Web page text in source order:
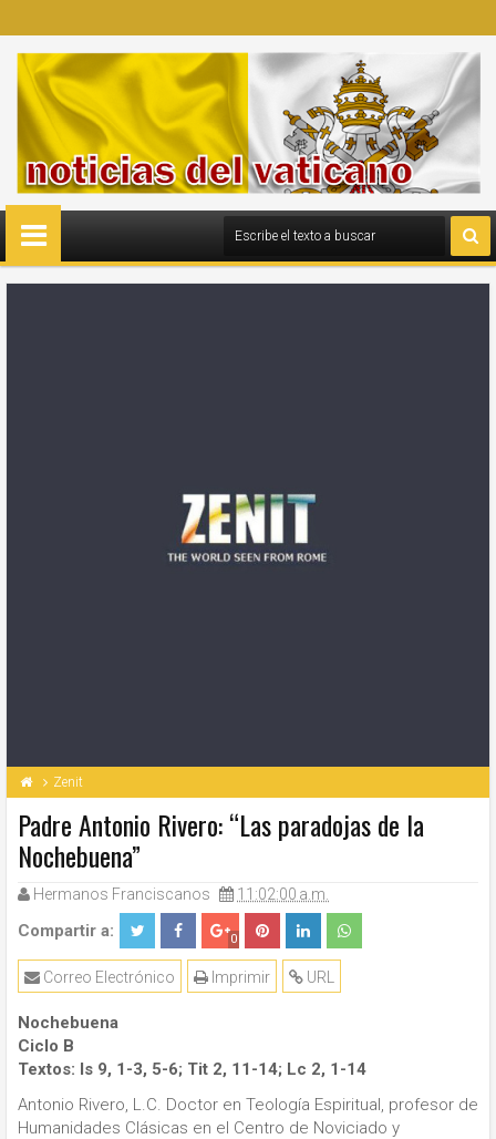
Zenit
Padre Antonio Rivero: “Las paradojas de la
Nochebuena”
Hermanos Franciscanos 11:02:00 a.m.
Compartir a: 0
URL
Imprimir
Correo Electrónico
Nochebuena
Ciclo B
Textos: Is 9, 1-3, 5-6; Tit 2, 11-14; Lc 2, 1-14
Antonio Rivero, L.C. Doctor en Teología Espiritual, profesor de
Humanidades Clásicas en el Centro de Noviciado y